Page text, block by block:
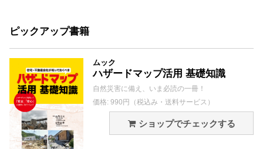
ピックアップ書籍
ムック
ハザードマップ活用 基礎知識
自然災害に備え、いま必読の一冊！
価格: 990円（税込み・送料サービス）
ショップでチェックする